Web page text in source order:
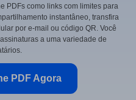
iPad
Entrar
PDFs como links com limites para
instantâneo, transfira
por e-mail ou código QR. Você
a uma variedade de
PDF Agora